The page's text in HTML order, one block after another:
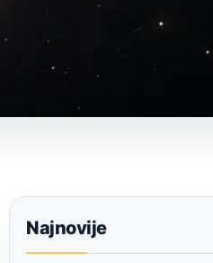
Najnovije